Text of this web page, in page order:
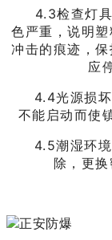
4.3检查灯
色严重，说明
冲击的痕迹，
应
4.4光源损
不能启动而使
4.5潮湿环
除，更换